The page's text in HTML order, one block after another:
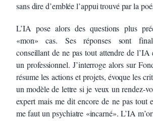
sans dire d’emblée l’appui trouvé par la
L’IA pose alors des questions plus
«mon» cas. Ses réponses sont
conseillant de ne pas tout attendre de l’IA
un professionnel. J’interroge alors sur
résume les actions et projets, évoque les
un modèle de lettre si je veux un rendez-
expert mais me dit encore de ne pas tout
me faut un psychiatre «incarné». L’IA